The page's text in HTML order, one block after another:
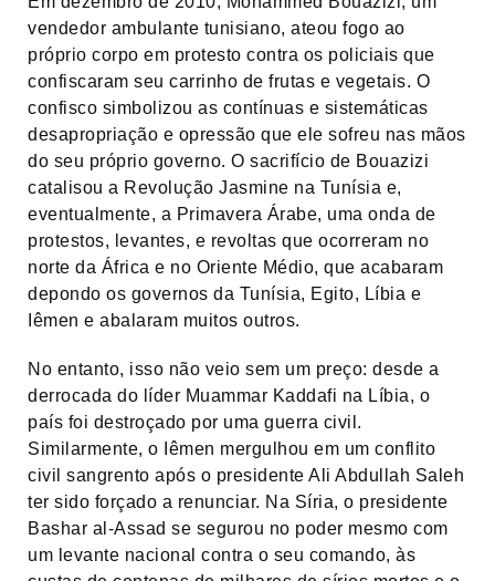
vendedor ambulante tunisiano, ateou fogo ao
próprio corpo em protesto contra os policiais que
confiscaram seu carrinho de frutas e vegetais. O
confisco simbolizou as contínuas e sistemáticas
desapropriação e opressão que ele sofreu nas mãos
do seu próprio governo. O sacrifício de Bouazizi
catalisou a Revolução Jasmine na Tunísia e,
eventualmente, a Primavera Árabe, uma onda de
protestos, levantes, e revoltas que ocorreram no
norte da África e no Oriente Médio, que acabaram
depondo os governos da Tunísia, Egito, Líbia e
Iêmen e abalaram muitos outros.
No entanto, isso não veio sem um preço: desde a
derrocada do líder Muammar Kaddafi na Líbia, o
país foi destroçado por uma guerra civil.
Similarmente, o Iêmen mergulhou em um conflito
civil sangrento após o presidente Ali Abdullah Saleh
ter sido forçado a renunciar. Na Síria, o presidente
Bashar al-Assad se segurou no poder mesmo com
um levante nacional contra o seu comando, às